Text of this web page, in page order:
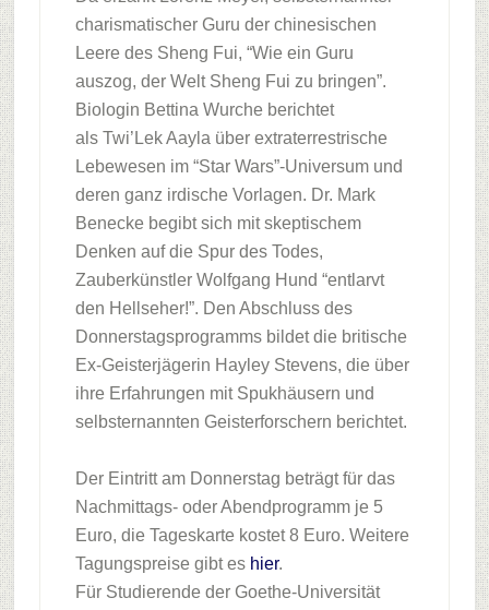
charismatischer Guru der chinesischen
Leere des Sheng Fui, “Wie ein Guru
auszog, der Welt Sheng Fui zu bringen”.
Biologin Bettina Wurche berichtet
als Twi’Lek Aayla über extraterrestrische
Lebewesen im “Star Wars”-Universum und
deren ganz irdische Vorlagen. Dr. Mark
Benecke begibt sich mit skeptischem
Denken auf die Spur des Todes,
Zauberkünstler Wolfgang Hund “entlarvt
den Hellseher!”. Den Abschluss des
Donnerstagsprogramms bildet die britische
Ex-Geisterjägerin Hayley Stevens, die über
ihre Erfahrungen mit Spukhäusern und
selbsternannten Geisterforschern berichtet.
Der Eintritt am Donnerstag beträgt für das
Nachmittags- oder Abendprogramm je 5
Euro, die Tageskarte kostet 8 Euro. Weitere
Tagungspreise gibt es hier.
Für Studierende der Goethe-Universität